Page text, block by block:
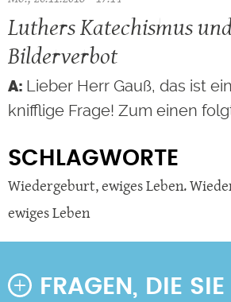
Luthers Katechismus
Bilderverbot
Lieber Herr Gauß, das ist
knifflige Frage! Zum einen
SCHLAGWORTE
Wiedergeburt,ewiges Leben.
ewiges Leben
FRAGEN, DIE